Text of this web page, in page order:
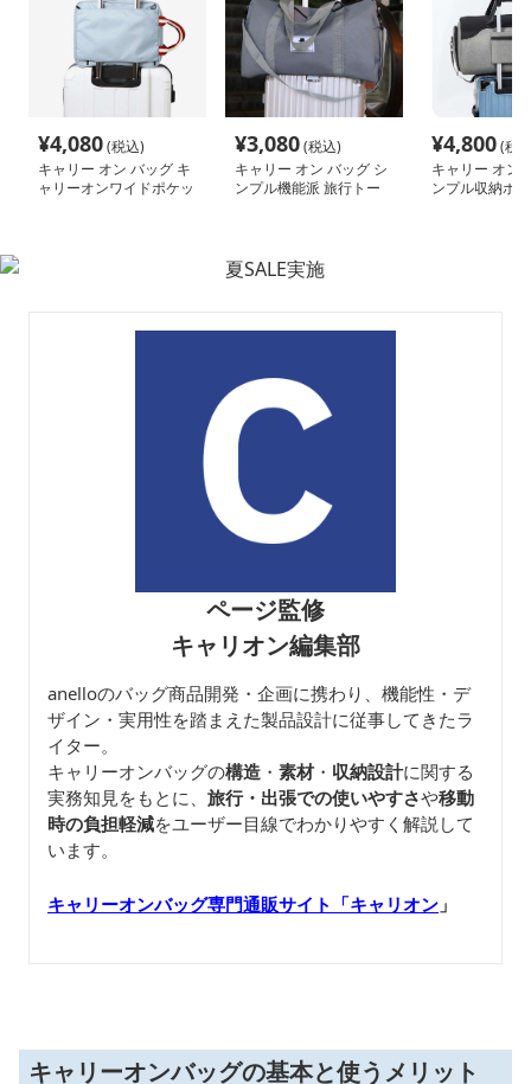
¥4,080(税込)
キャリー オン バッグ キ
ャリーオンワイドポケッ
¥3,080(税込)
キャリー オン バッグ シ
ンプル機能派 旅行トー
¥4,800(税
キャリー オン
ンプル収納ボ
ページ監修
キャリオン編集部
anelloのバッグ商品開発・企画に携わり、機能性・デ
ザイン・実用性を踏まえた製品設計に従事してきたラ
イター。
キャリーオンバッグの構造 ・ 素材・ 収納設計に関する
実務知見をもとに、 旅行・出張での使いやすさや移動
時の負担軽減をユーザー目線でわかりやすく解説して
います。
キャリーオンバッグ専門通販サイト「キャリオン 」
キャリーオンバッグの基本と使うメリット